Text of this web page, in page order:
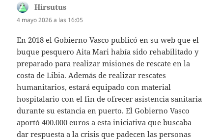
Hirsutus
4 mayo 2026 a las 16:05
En 2018 el Gobierno Vasco publicó en su web que el
buque pesquero Aita Mari había sido rehabilitado y
preparado para realizar misiones de rescate en la
costa de Libia. Además de realizar rescates
humanitarios, estará equipado con material
hospitalario con el fin de ofrecer asistencia sanitaria
durante su estancia en puerto. El Gobierno Vasco
aportó 400.000 euros a esta iniciativa que buscaba
dar respuesta a la crisis que padecen las personas